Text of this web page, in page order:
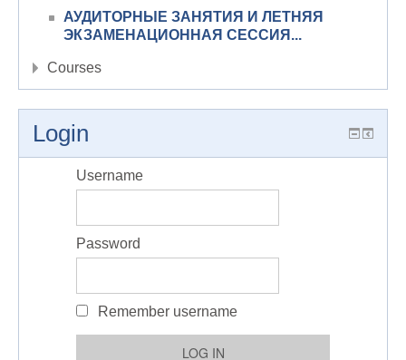
АУДИТОРНЫЕ ЗАНЯТИЯ И ЛЕТНЯЯ
ЭКЗАМЕНАЦИОННАЯ СЕССИЯ...
Courses
Login
Username
Password
Remember username